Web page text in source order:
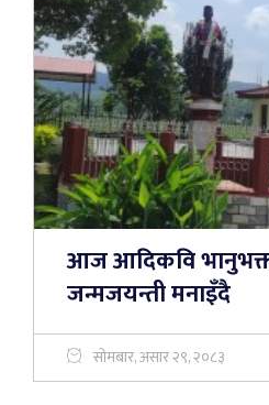
आज आदिकवि
जन्मजयन्ती मनाइँदै
सोमबार, असार २९, २०८३